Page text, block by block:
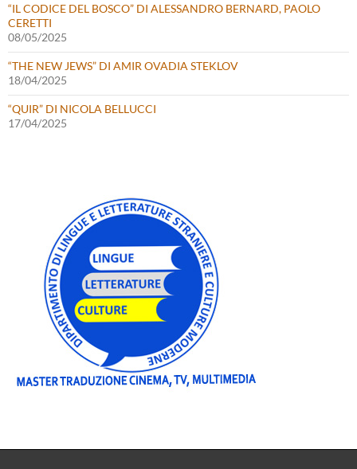
“IL CODICE DEL BOSCO” DI ALESSANDRO BERNARD, PAOLO
CERETTI
08/05/2025
“THE NEW JEWS” DI AMIR OVADIA STEKLOV
18/04/2025
“QUIR” DI NICOLA BELLUCCI
17/04/2025